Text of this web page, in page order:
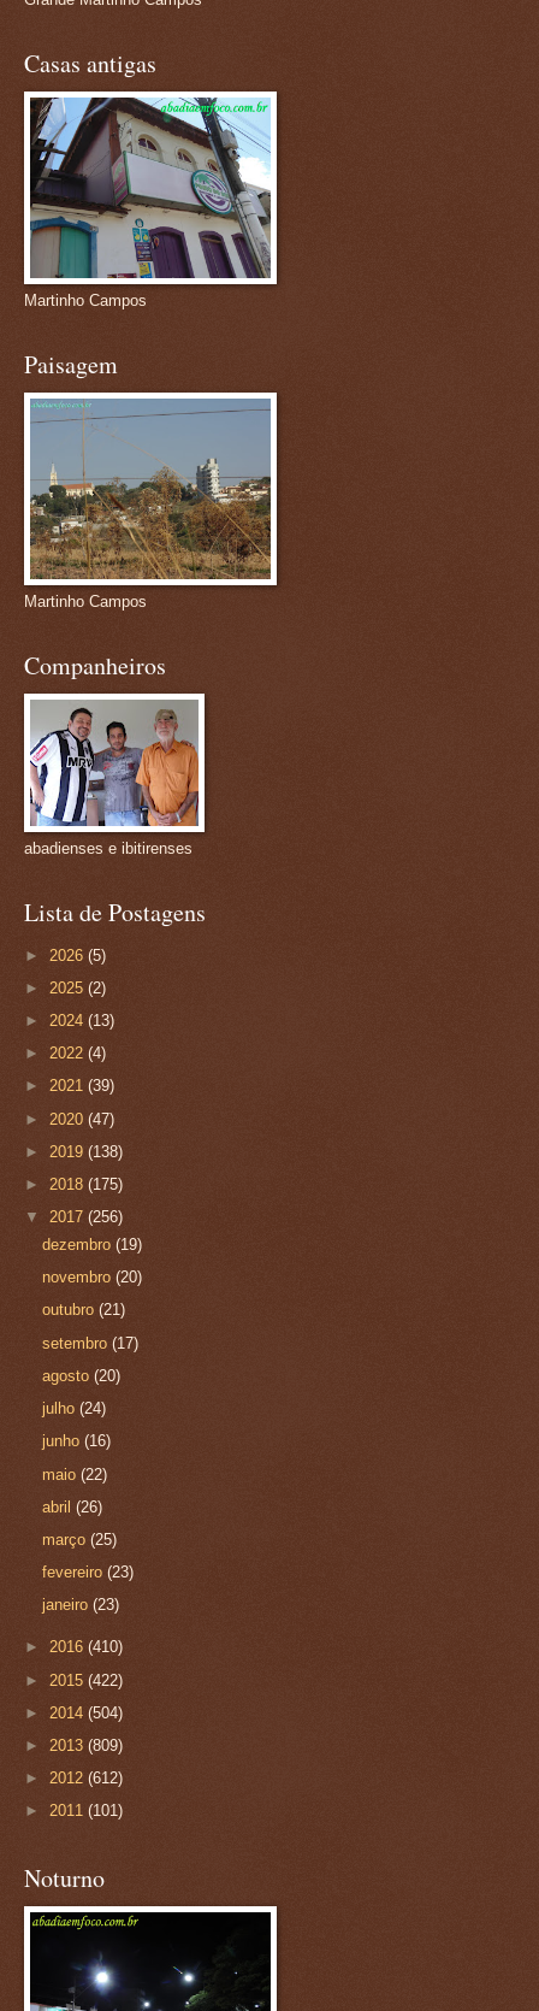
Casas antigas
Martinho Campos
Paisagem
Martinho Campos
Companheiros
abadienses e ibitirenses
Lista de Postagens
► 2026 (5)
► 2025 (2)
► 2024 (13)
► 2022 (4)
► 2021 (39)
► 2020 (47)
► 2019 (138)
► 2018 (175)
▼ 2017 (256)
dezembro(19)
novembro(20)
outubro(21)
setembro(17)
agosto(20)
julho(24)
junho(16)
maio(22)
abril(26)
março(25)
fevereiro(23)
janeiro(23)
► 2016 (410)
► 2015 (422)
► 2014 (504)
► 2013 (809)
► 2012 (612)
► 2011 (101)
Noturno